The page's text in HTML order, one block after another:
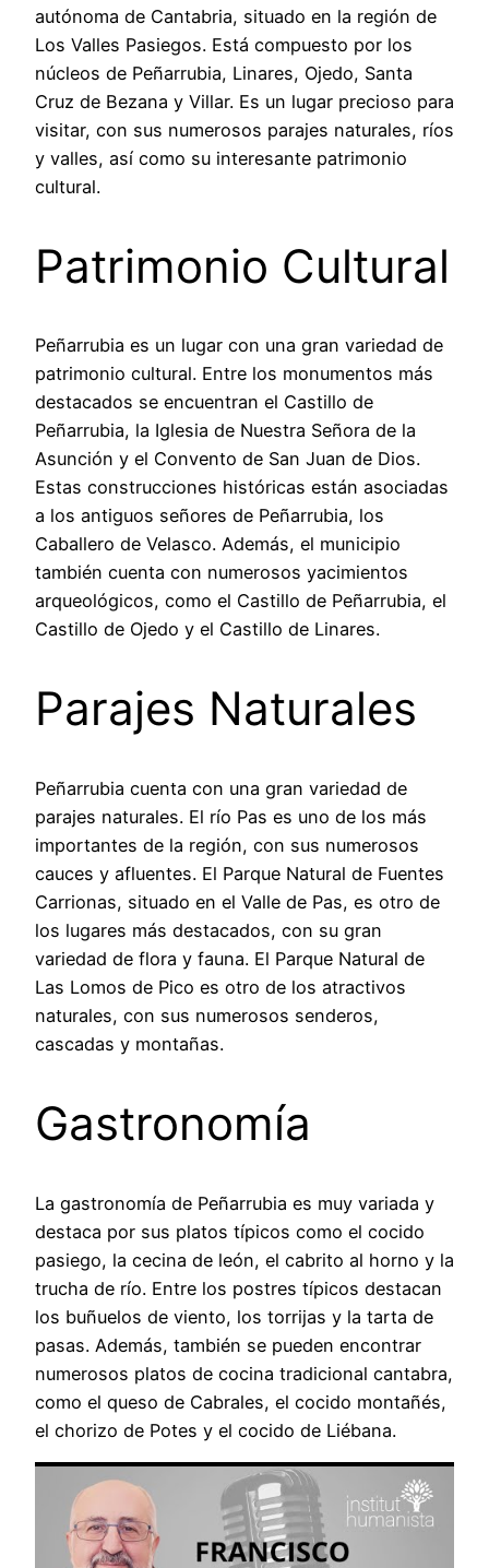
autónoma de Cantabria, situado en la región de
Los Valles Pasiegos. Está compuesto por los
núcleos de Peñarrubia, Linares, Ojedo, Santa
Cruz de Bezana y Villar. Es un lugar precioso para
visitar, con sus numerosos parajes naturales, ríos
y valles, así como su interesante patrimonio
cultural.
Patrimonio Cultural
Peñarrubia es un lugar con una gran variedad de
patrimonio cultural. Entre los monumentos más
destacados se encuentran el Castillo de
Peñarrubia, la Iglesia de Nuestra Señora de la
Asunción y el Convento de San Juan de Dios.
Estas construcciones históricas están asociadas
a los antiguos señores de Peñarrubia, los
Caballero de Velasco. Además, el municipio
también cuenta con numerosos yacimientos
arqueológicos, como el Castillo de Peñarrubia, el
Castillo de Ojedo y el Castillo de Linares.
Parajes Naturales
Peñarrubia cuenta con una gran variedad de
parajes naturales. El río Pas es uno de los más
importantes de la región, con sus numerosos
cauces y afluentes. El Parque Natural de Fuentes
Carrionas, situado en el Valle de Pas, es otro de
los lugares más destacados, con su gran
variedad de flora y fauna. El Parque Natural de
Las Lomos de Pico es otro de los atractivos
naturales, con sus numerosos senderos,
cascadas y montañas.
Gastronomía
La gastronomía de Peñarrubia es muy variada y
destaca por sus platos típicos como el cocido
pasiego, la cecina de león, el cabrito al horno y la
trucha de río. Entre los postres típicos destacan
los buñuelos de viento, los torrijas y la tarta de
pasas. Además, también se pueden encontrar
numerosos platos de cocina tradicional cantabra,
como el queso de Cabrales, el cocido montañés,
el chorizo de Potes y el cocido de Liébana.